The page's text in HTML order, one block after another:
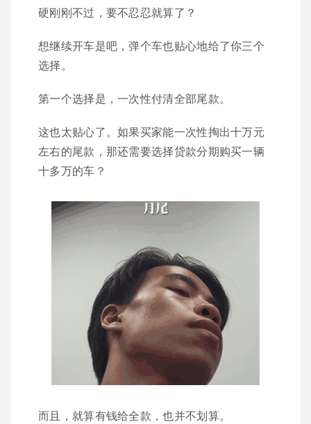
硬刚刚不过，要不忍忍就算了？
想继续开车是吧，弹个车也贴心地给了你三个
选择。
第一个选择是，一次性付清全部尾款。
这也太贴心了。如果买家能一次性掏出十万元
左右的尾款，那还需要选择贷款分期购买一辆
十多万的车？
而且，就算有钱给全款，也并不划算。